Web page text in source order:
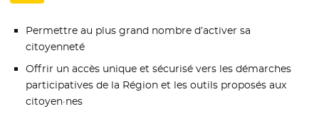
Permettre au plus grand nombre d’activer sa
citoyenneté
Offrir un accès unique et sécurisé vers les démarches
participatives de la Région et les outils proposés aux
citoyen·nes